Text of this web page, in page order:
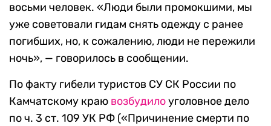
восьми человек. «Люди были промокшими, мы
уже советовали гидам снять одежду с ранее
погибших, но, к сожалению, люди не пережили
ночь», — говорилось в сообщении.
По факту гибели туристов СУ СК России по
Камчатскому краю возбудилоуголовное дело
по ч. 3 ст. 109 УК РФ («Причинение смерти по